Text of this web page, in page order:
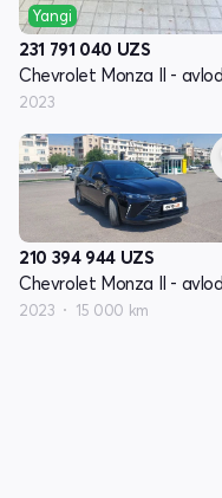
Yangi
231 791 040 UZS
2023
210 394 944 UZS
2023 15 000 km